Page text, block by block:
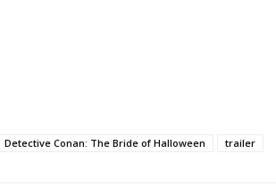
Detective Conan: The Bride of Halloween trailer